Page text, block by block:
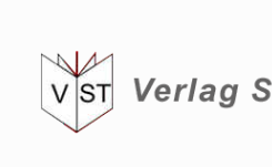
springen